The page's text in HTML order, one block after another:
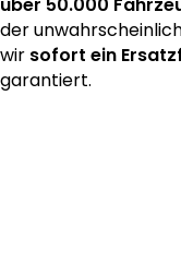
der
wir sofort ein
garantiert.